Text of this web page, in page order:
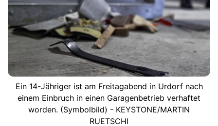
Ein 14-Jähriger ist am Freitagabend in Urdorf nach
einem Einbruch in einen Garagenbetrieb verhaftet
worden. (Symbolbild) - KEYSTONE/MARTIN
RUETSCHI